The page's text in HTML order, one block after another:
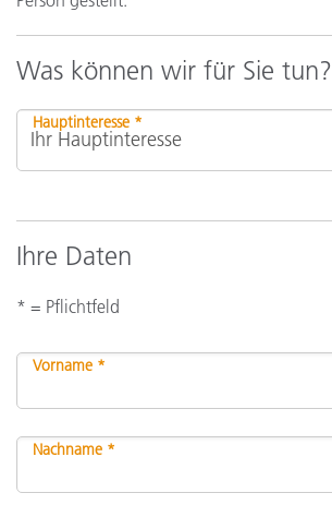
Was können wir für Sie tun?
Hauptinteresse *
Ihre Daten
* = Pflichtfeld
Vorname *
Nachname *